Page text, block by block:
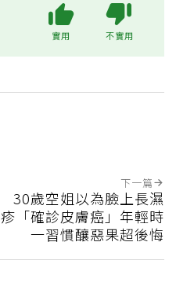
實用 不實用
下一篇
30歲空姐以為臉上長濕
疹「確診皮膚癌」年輕時
一習慣釀惡果超後悔